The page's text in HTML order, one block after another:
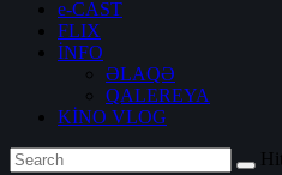
e-CAST
FLIX
İNFO
ƏLAQƏ
QALEREYA
KİNO VLOG